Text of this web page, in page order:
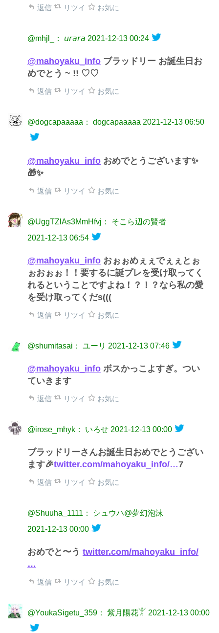
返信 リツイ お気に
@mhjl_： 𝘶𝘳𝘢𝘳𝘢 2021-12-13 00:24
@mahoyaku_info ブラッドリー お誕生日お
めでとう ~ !! ♡♡
返信 リツイ お気に
@dogcapaaaaa： dogcapaaaaa 2021-12-13 06:50
@mahoyaku_info おめでとうございます✨
🎁✨
返信 リツイ お気に
@UggTZlAs3MmHfvj： そこら辺の賢者
2021-12-13 06:54
@mahoyaku_info おぉぉめぇぇでぇぇとぉ
ぉおぉぉ！！要するに誕プレを受け取ってく
れるということですよね！？！？なら私の愛
を受け取ってくだs(((
返信 リツイ お気に
@shumitasai： ユーリ 2021-12-13 07:46
@mahoyaku_info ボスかっこよすぎ。つい
ていきます
返信 リツイ お気に
@irose_mhyk： いろせ 2021-12-13 00:00
ブラッドリーさんお誕生日おめでとうござい
ます🎉twitter.com/mahoyaku_info/…7
返信 リツイ お気に
@Shuuha_1111： シュウハ@夢幻泡沫
2021-12-13 00:00
おめでと〜う twitter.com/mahoyaku_info/
…
返信 リツイ お気に
@YoukaSigetu_359： 紫月陽花𓀠 2021-12-13 00:00